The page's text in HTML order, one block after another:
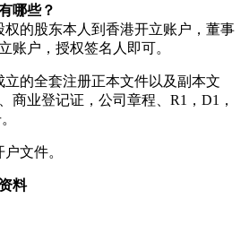
哪些？
权的股东本人到香港开立账户，董事
账户，授权签名人即可。
立的全套注册正本文件以及副本文
商业登记证，公司章程、R1，D1，
文件。
料